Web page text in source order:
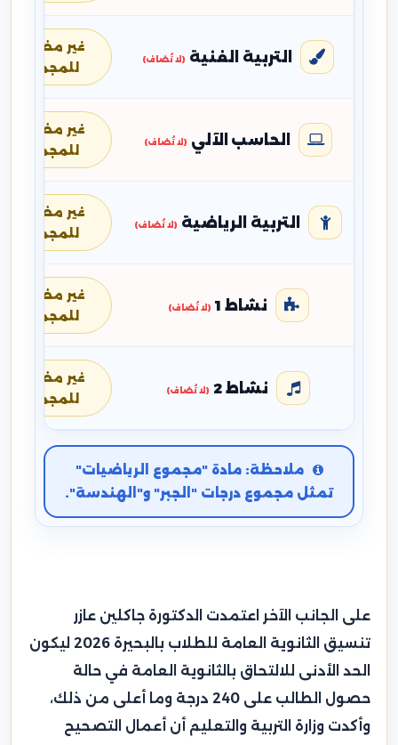
التربية الفنية (لا تُضاف)
غير مضافة
للمجموع
الحاسب الآلي (لا تُضاف)
غير مضافة
للمجموع
التربية الرياضية (لا تُضاف)
غير مضافة
للمجموع
نشاط 1 (لا تُضاف)
غير مضافة
للمجموع
نشاط 2 (لا تُضاف)
غير مضافة
للمجموع
ملاحظة: مادة "مجموع الرياضيات"
تمثل مجموع درجات "الجبر" و"الهندسة".
على الجانب الآخر اعتمدت الدكتورة جاكلين عازر
تنسيق الثانوية العامة للطلاب بالبحيرة 2026 ليكون
الحد الأدنى للالتحاق بالثانوية العامة في حالة
حصول الطالب على 240 درجة وما أعلى من ذلك،
وأكدت وزارة التربية والتعليم أن أعمال التصحيح